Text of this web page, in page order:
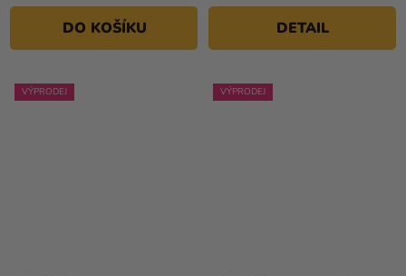
DO KOŠÍKU DETAIL
VÝPRODEJ VÝPRODEJ